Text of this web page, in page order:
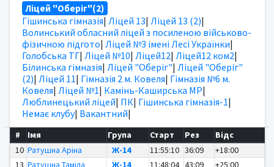
Ліцей "Оберіг"(2)
Гішинська гімназія| Ліцей 13| Ліцей 13 (2)|
Волинський обласний ліцей з посиленою військово-
фізичною підгото| Ліцей №3 імені Лесі Українки|
Голобська ТГ| Ліцей №10| Ліцей12| Ліцей12 ком2|
Білинська гімназія| Ліцей "Оберіг"| Ліцей "Оберіг"
(2)| Ліцей 11| Гімназія 2 м. Ковеля| Гімназія №6 м.
Ковеля| Ліцей №1| Камінь-Каширська МР|
Люблинецький ліцей| ПК| Гішинська гімназія-1|
Немає клубу| Вакантний|
# Імя Група Старт Рез
Відс
10 Ратушна Аріна Ж-14 11:55:10 36:09
+18:00
13 Ратушна Таміла Ж-14 11:48:04 43:09 +25:00